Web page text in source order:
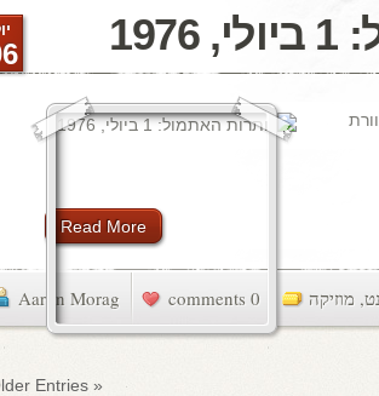
Read More
Aaron Morag 0 comments , מוזיקה
« Older Entries